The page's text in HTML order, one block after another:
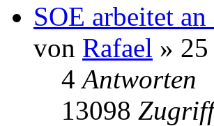
SOE arbeitet
von Rafael »
4Antworten
13098